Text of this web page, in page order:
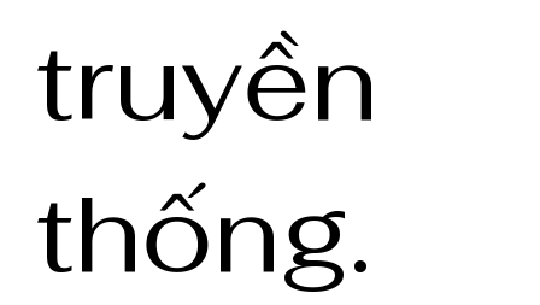
truyền
thống.